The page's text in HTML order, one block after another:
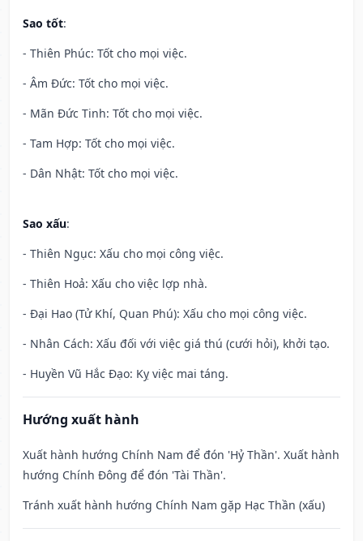
Sao tốt:
- Thiên Phúc: Tốt cho mọi việc.
- Âm Đức: Tốt cho mọi việc.
- Mãn Đức Tinh: Tốt cho mọi việc.
- Tam Hợp: Tốt cho mọi việc.
- Dân Nhật: Tốt cho mọi việc.
Sao xấu:
- Thiên Ngục: Xấu cho mọi công việc.
- Thiên Hoả: Xấu cho việc lợp nhà.
- Đại Hao (Tử Khí, Quan Phú): Xấu cho mọi công việc.
- Nhân Cách: Xấu đối với việc giá thú (cưới hỏi), khởi tạo.
- Huyền Vũ Hắc Đạo: Kỵ việc mai táng.
Hướng xuất hành
Xuất hành hướng Chính Nam để đón 'Hỷ Thần'. Xuất hành
hướng Chính Đông để đón 'Tài Thần'.
Tránh xuất hành hướng Chính Nam gặp Hạc Thần (xấu)